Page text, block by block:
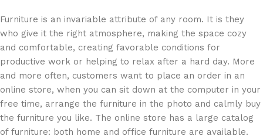
Furniture is an invariable attribute of any room. It is they
who give it the right atmosphere, making the space cozy
and comfortable, creating favorable conditions for
productive work or helping to relax after a hard day. More
and more often, customers want to place an order in an
online store, when you can sit down at the computer in your
free time, arrange the furniture in the photo and calmly buy
the furniture you like. The online store has a large catalog
of furniture: both home and office furniture are available.